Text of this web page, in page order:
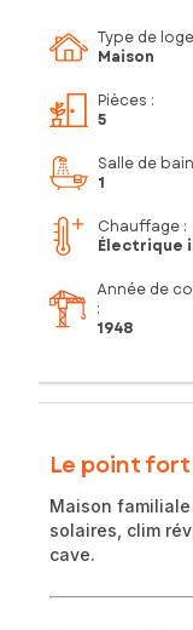
Type de
Maison
Pièces :
5
Salle de bain
1
Chauffage :
Électrique
Année de
:
1948
Le point
Maison familiale
solaires, clim
cave.